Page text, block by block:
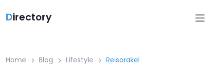
Directory
Home Blog Lifestyle Reisorakel